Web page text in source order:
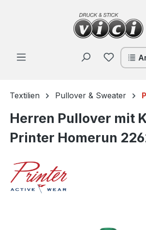
Zum Hauptinhalt springen
Du hast
Textilien Pullover & Sweater
Herren Pullover mit
Printer Homerun